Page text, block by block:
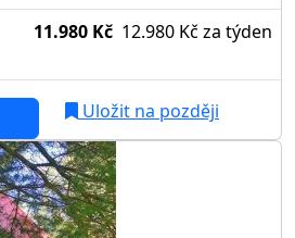
11.980 Kč 12.980 Kč za týden
Uložit na později